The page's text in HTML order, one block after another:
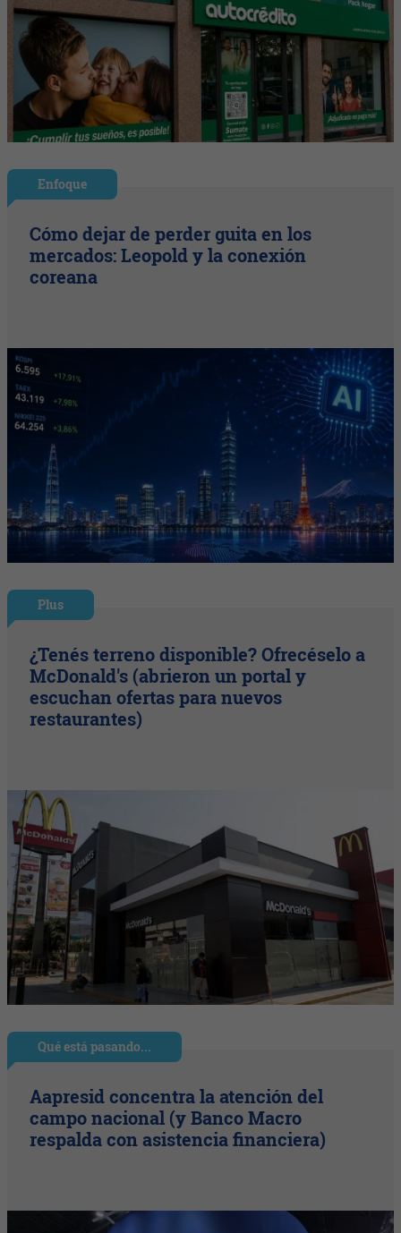
Enfoque
Cómo dejar de perder guita en los
mercados: Leopold y la conexión
coreana
Plus
¿Tenés terreno disponible? Ofrecéselo a
McDonald's (abrieron un portal y
escuchan ofertas para nuevos
restaurantes)
Qué está pasando...
Aapresid concentra la atención del
campo nacional (y Banco Macro
respalda con asistencia financiera)